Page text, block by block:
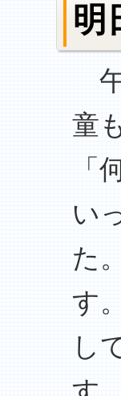
明
童
「
い
た
す
し